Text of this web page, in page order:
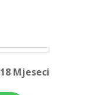
18 Mjeseci